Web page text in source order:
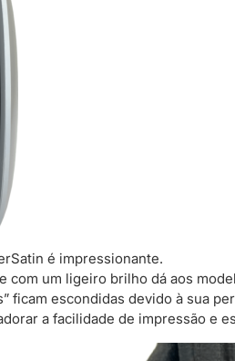
é impressionante.
com um ligeiro brilho dá aos
ficam escondidas devido à sua
a facilidade de impressão e